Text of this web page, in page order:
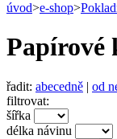
úvod>e-shop>
Papírové
řadit: abecedně | od
filtrovat:
šířka
délka návinu